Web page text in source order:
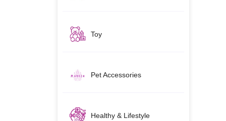
Toy
Pet Accessories
Healthy & Lifestyle